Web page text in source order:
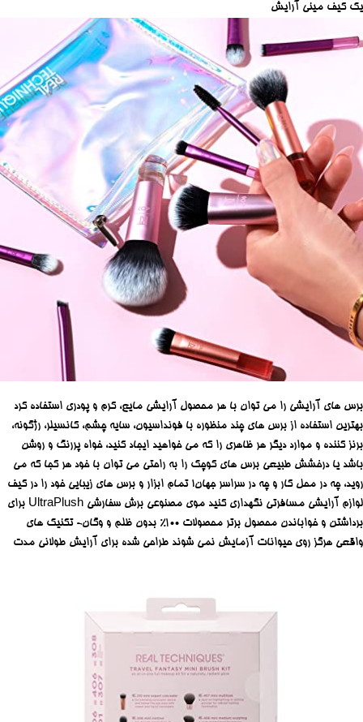
یک کیف مینی آرایش
برس های آرایشی را می توان با هر محصول آرایشی مایع، کرم و پودری استفاده کرد
بهترین استفاده از برس های چند منظوره با فونداسیون، سایه چشم، کانسیلر، رژگونه،
برنز کننده و موارد دیگر هر ظاهری را که می خواهید ایجاد کنید، خواه پررنگ و روشن
باشد یا درخشش طبیعی برس های کوچک را به راحتی می توان با خود هر کجا که می
روید، چه در محل کار و چه در سراسر جهان! تمام ابزار و برس های زیبایی خود را در کیف
لوازم آرایشی مسافرتی نگهداری کنید
موی مصنوعی برش سفارشی UltraPlush برای
برداشتن و خواباندن محصول برتر
محصولات 100% بدون ظلم و وگان- تکنیک های
واقعی هرگز روی حیوانات آزمایش نمی شوند طراحی شده برای آرایش طولانی مدت